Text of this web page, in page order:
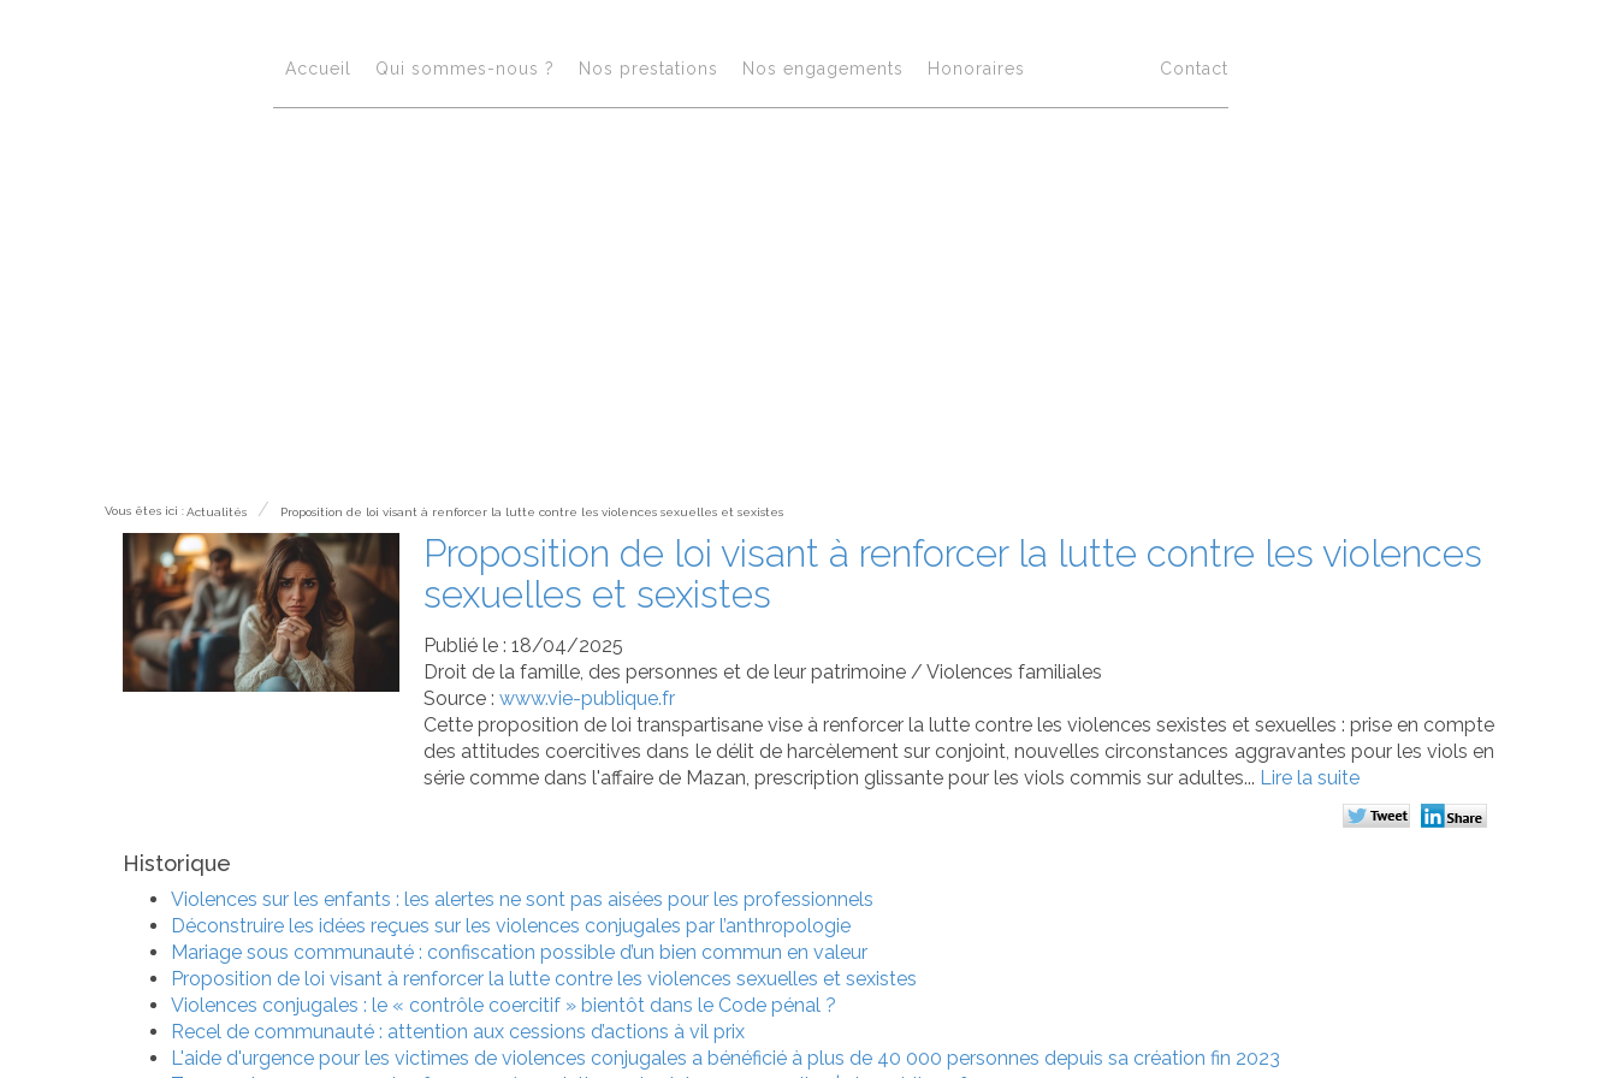
Accueil Qui sommes-nous ?​ Nos prestations​ Nos engagements Honoraires​ Contact
Vous êtes ici :Actualités Proposition de loi visant à renforcer la lutte contre les violences sexuelles et sexistes
Proposition de loi visant à renforcer la lutte contre les violences
sexuelles et sexistes
Publié le : 18/04/2025
Droit de la famille, des personnes et de leur patrimoine / Violences familiales
Source : www.vie-publique.fr
Cette proposition de loi transpartisane vise à renforcer la lutte contre les violences sexistes et sexuelles : prise en compte
des attitudes coercitives dans le délit de harcèlement sur conjoint, nouvelles circonstances aggravantes pour les viols en
série comme dans l'affaire de Mazan, prescription glissante pour les viols commis sur adultes... Lire la suite
Historique
Violences sur les enfants : les alertes ne sont pas aisées pour les professionnels
Déconstruire les idées reçues sur les violences conjugales par l’anthropologie
Mariage sous communauté : confiscation possible d’un bien commun en valeur
Proposition de loi visant à renforcer la lutte contre les violences sexuelles et sexistes
Violences conjugales : le « contrôle coercitif » bientôt dans le Code pénal ?
Recel de communauté : attention aux cessions d’actions à vil prix
L'aide d'urgence pour les victimes de violences conjugales a bénéficié à plus de 40 000 personnes depuis sa création fin 2023